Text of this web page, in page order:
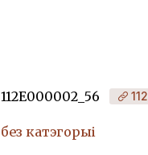
112Е000002_56
без катэгорыі